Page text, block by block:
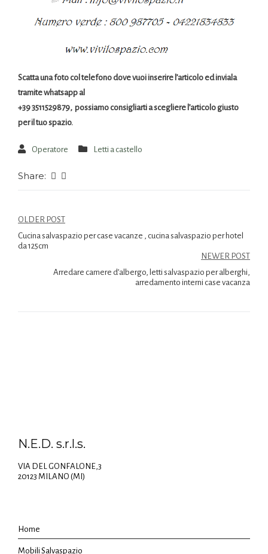
Scatta una foto col telefono dove vuoi inserire l’articolo ed inviala
tramite whatsapp al
+39 3511529879, possiamo consigliarti a scegliere l’articolo giusto
per il tuo spazio.
Operatore Letti a castello
Share:
OLDER POST
Cucina salvaspazio per case vacanze , cucina salvaspazio per hotel
da 125cm
NEWER POST
Arredare camere d’albergo, letti salvaspazio per alberghi,
arredamento interni case vacanza
N.E.D. s.r.l.s.
VIA DEL GONFALONE,3
20123 MILANO (MI)
Home
Mobili Salvaspazio